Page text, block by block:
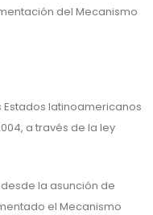
del Mecanismo
latinoamericanos
a través de la ley
la asunción de
el Mecanismo